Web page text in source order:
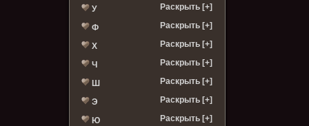
У Раскрыть [+]
Ф Раскрыть [+]
Х Раскрыть [+]
Ч Раскрыть [+]
Ш Раскрыть [+]
Э Раскрыть [+]
Ю Раскрыть [+]